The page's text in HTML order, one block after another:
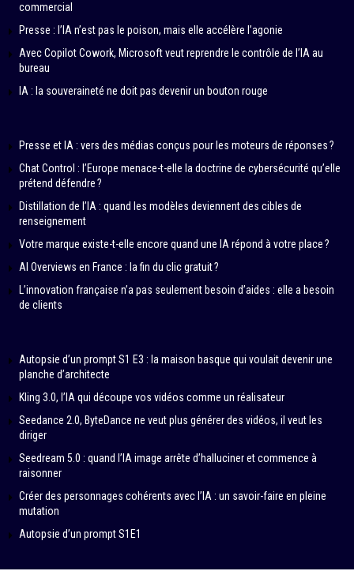
commercial
Presse : l’IA n’est pas le poison, mais elle accélère l’agonie
Avec Copilot Cowork, Microsoft veut reprendre le contrôle de l’IA au
bureau
IA : la souveraineté ne doit pas devenir un bouton rouge
Presse et IA : vers des médias conçus pour les moteurs de réponses ?
Chat Control : l’Europe menace-t-elle la doctrine de cybersécurité qu’elle
prétend défendre ?
Distillation de l’IA : quand les modèles deviennent des cibles de
renseignement
Votre marque existe-t-elle encore quand une IA répond à votre place ?
AI Overviews en France : la fin du clic gratuit ?
L’innovation française n’a pas seulement besoin d’aides : elle a besoin
de clients
Autopsie d’un prompt S1 E3 : la maison basque qui voulait devenir une
planche d’architecte
Kling 3.0, l’IA qui découpe vos vidéos comme un réalisateur
Seedance 2.0, ByteDance ne veut plus générer des vidéos, il veut les
diriger
Seedream 5.0 : quand l’IA image arrête d’halluciner et commence à
raisonner
Créer des personnages cohérents avec l’IA : un savoir-faire en pleine
mutation
Autopsie d’un prompt S1E1